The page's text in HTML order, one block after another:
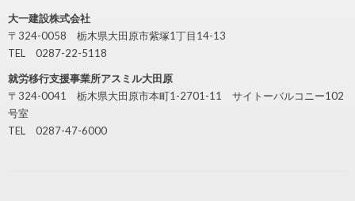
大一建設株式会社
〒324-0058 栃木県大田原市紫塚1丁目14-13
TEL 0287-22-5118
就労移行支援事業所アスミル大田原
〒324-0041 栃木県大田原市本町1-2701-11 サイトーバルコニー102
号室
TEL 0287-47-6000